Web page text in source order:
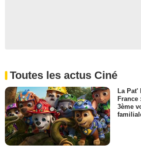
Toutes les actus Ciné
La Pat'
France
3ème